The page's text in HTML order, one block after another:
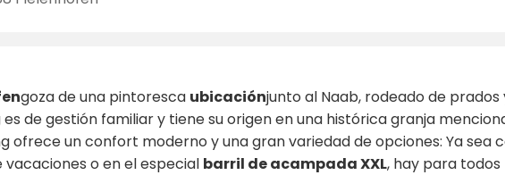
goza de una pintoresca ubicaciónjunto al Naab, rodeado de
de gestión familiar y tiene su origen en una histórica granja
ofrece un confort moderno y una gran variedad de opciones: Ya sea
o en el especial barril de acampada XXL, hay para todos